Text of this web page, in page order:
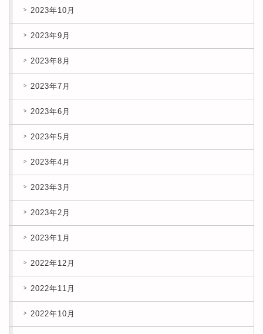
2023年10月
2023年9月
2023年8月
2023年7月
2023年6月
2023年5月
2023年4月
2023年3月
2023年2月
2023年1月
2022年12月
2022年11月
2022年10月